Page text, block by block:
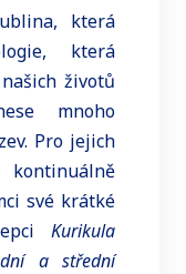
která
která
životů
mnoho
Pro jejich
své krátké
Kurikula
a střední